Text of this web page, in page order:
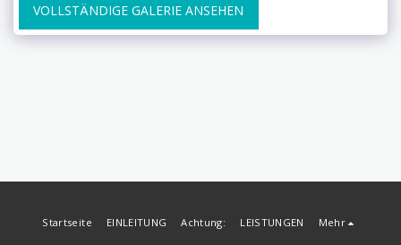
VOLLSTÄNDIGE GALERIE ANSEHEN
Startseite EINLEITUNG Achtung: LEISTUNGEN Mehr